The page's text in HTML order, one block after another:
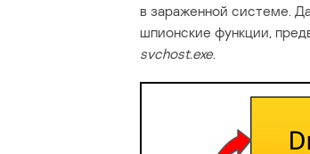
в зараженной системе.
шпионские функции,
svchost.exe.